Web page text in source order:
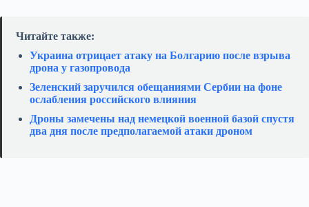
Читайте также:
Украина отрицает атаку на Болгарию после взрыва
дрона у газопровода
Зеленский заручился обещаниями Сербии на фоне
ослабления российского влияния
Дроны замечены над немецкой военной базой спустя
два дня после предполагаемой атаки дроном